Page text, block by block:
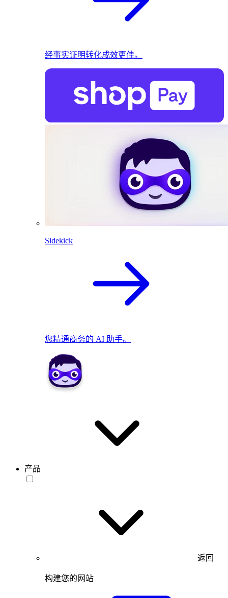
经事实证明转化成效更佳。
Sidekick
您精通商务的 AI 助手。
产品
返回
构建您的网站